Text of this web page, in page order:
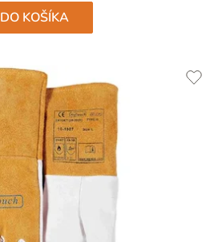
hviezdičiek.
DO KOŠÍKA